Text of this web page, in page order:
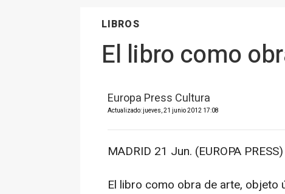
LIBROS
El libro como
Europa Press Cultura
Actualizado: jueves, 21 junio 2012 17:08
MADRID 21 Jun. (EUROPA
El libro como obra de arte, objeto